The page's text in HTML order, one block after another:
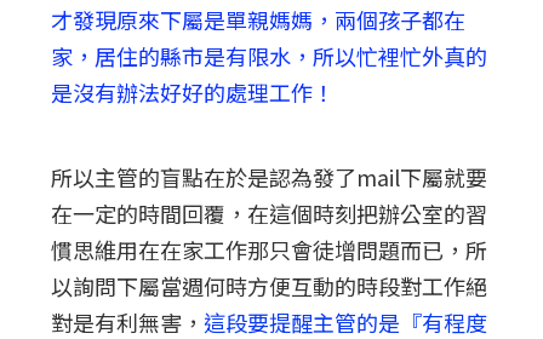
才發現原來下屬是單親媽媽，兩個孩子都在
家，居住的縣市是有限水，所以忙裡忙外真的
是沒有辦法好好的處理工作！
所以主管的盲點在於是認為發了mail下屬就要
在一定的時間回覆，在這個時刻把辦公室的習
慣思維用在在家工作那只會徒增問題而已，所
以詢問下屬當週何時方便互動的時段對工作絕
對是有利無害， 這段要提醒主管的是『有程度